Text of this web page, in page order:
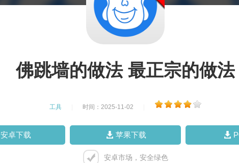
佛跳墙的做法 最正宗的做法
工具 时间：2025-11-02
安卓下载 苹果下载
安卓市场，安全绿色